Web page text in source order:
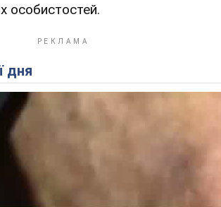
особистостей.
дня